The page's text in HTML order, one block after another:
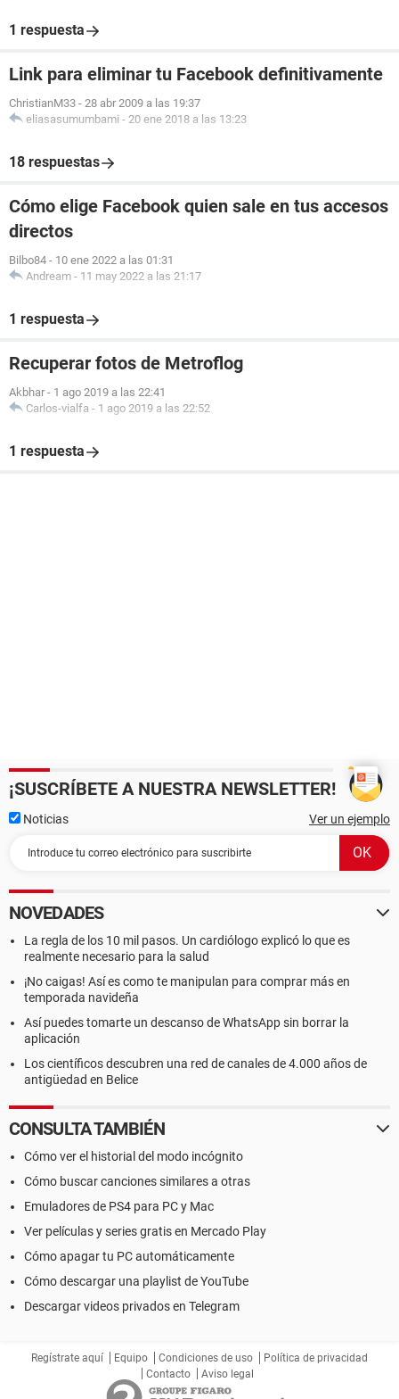
1 respuesta
Link para eliminar tu Facebook definitivamente
ChristianM33 - 28 abr 2009 a las 19:37
eliasasumumbami - 20 ene 2018 a las 13:23
18 respuestas
Cómo elige Facebook quien sale en tus accesos
directos
Bilbo84 - 10 ene 2022 a las 01:31
Andream - 11 may 2022 a las 21:17
1 respuesta
Recuperar fotos de Metroflog
Akbhar - 1 ago 2019 a las 22:41
Carlos-vialfa - 1 ago 2019 a las 22:52
1 respuesta
¡SUSCRÍBETE A NUESTRA NEWSLETTER!
Noticias Ver un ejemplo
NOVEDADES
La regla de los 10 mil pasos. Un cardiólogo explicó lo que es
realmente necesario para la salud
¡No caigas! Así es como te manipulan para comprar más en
temporada navideña
Así puedes tomarte un descanso de WhatsApp sin borrar la
aplicación
Los científicos descubren una red de canales de 4.000 años de
antigüedad en Belice
CONSULTA TAMBIÉN
Cómo ver el historial del modo incógnito
Cómo buscar canciones similares a otras
Emuladores de PS4 para PC y Mac
Ver películas y series gratis en Mercado Play
Cómo apagar tu PC automáticamente
Cómo descargar una playlist de YouTube
Descargar videos privados en Telegram
Regístrate aquí Equipo Condiciones de uso
Política de privacidad
Contacto
Aviso legal